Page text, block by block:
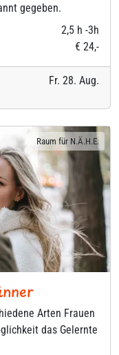
gegeben.
2,5 h -3h
€ 24,-
Fr. 28. Aug.
Raum für N.Ä.H.E.
Arten Frauen
das Gelernte